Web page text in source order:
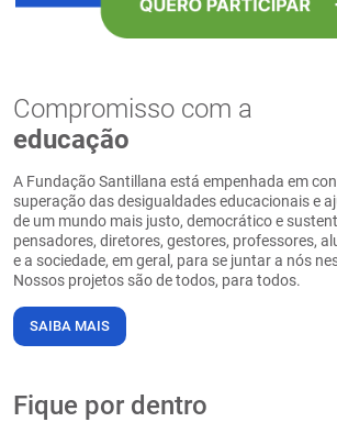
Compromisso com a
educação
A Fundação Santillana está empenhada em
superação das desigualdades educacionais e
de um mundo mais justo, democrático e
pensadores, diretores, gestores, professores,
e a sociedade, em geral, para se juntar a nós
Nossos projetos são de todos, para todos.
SAIBA MAIS
Fique por dentro